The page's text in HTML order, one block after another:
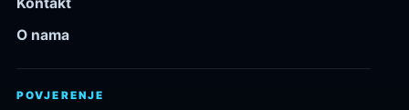
Kontakt
O nama
POVJERENJE